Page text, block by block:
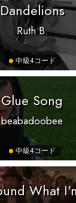
Dandelions
Ruth B.
中級4コード
Glue Song
beabadoobee
中級4コード
What